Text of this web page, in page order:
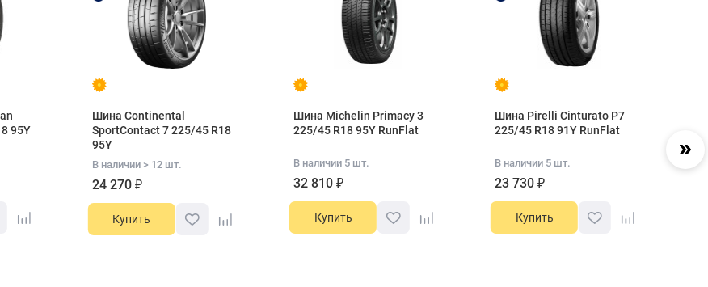
95Y
Шина Continental
SportContact 7 225/45 R18
95Y
В наличии > 12 шт.
24 270 ₽
Купить
Шина Michelin Primacy 3
225/45 R18 95Y RunFlat
В наличии 5 шт.
32 810 ₽
Купить
Шина Pirelli Cinturato P7
225/45 R18 91Y RunFlat
В наличии 5 шт.
23 730 ₽
Купить